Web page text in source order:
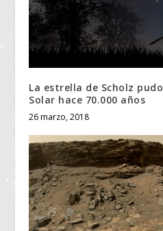
La estrella de Scholz
Solar hace 70.000 años
26 marzo, 2018